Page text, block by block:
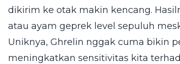
dikirim ke otak makin kencang.
atau ayam geprek level sepuluh
Uniknya, Ghrelin nggak cuma bikin
meningkatkan sensitivitas kita